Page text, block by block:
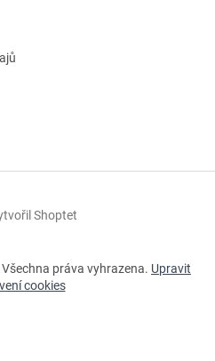
Shoptet
Všechna práva vyhrazena. Upravit
cookies